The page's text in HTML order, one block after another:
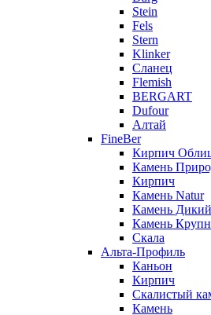
Stein
Fels
Stern
Klinker
Сланец
Flemish
BERGART
Dufour
Алтай
FineBer
Кирпич
Камень
Кирпич
Камень Natur
Камень Дикий
Камень
Скала
Альта-Профиль
Каньон
Кирпич
Скалистый
Камень